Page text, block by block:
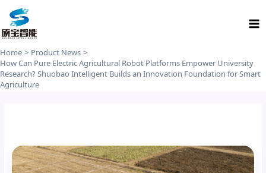
content
Home
Product News
How Can Pure Electric Agricultural Robot Platforms Empower University
Research? Shuobao Intelligent Builds an Innovation Foundation for Smart
Agriculture